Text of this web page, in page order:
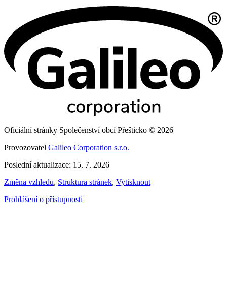
Oficiální stránky Společenství obcí Přešticko © 2026
Provozovatel Galileo Corporation s.r.o.
Poslední aktualizace: 15. 7. 2026
Změna vzhledu, Struktura stránek, Vytisknout
Prohlášení o přístupnosti